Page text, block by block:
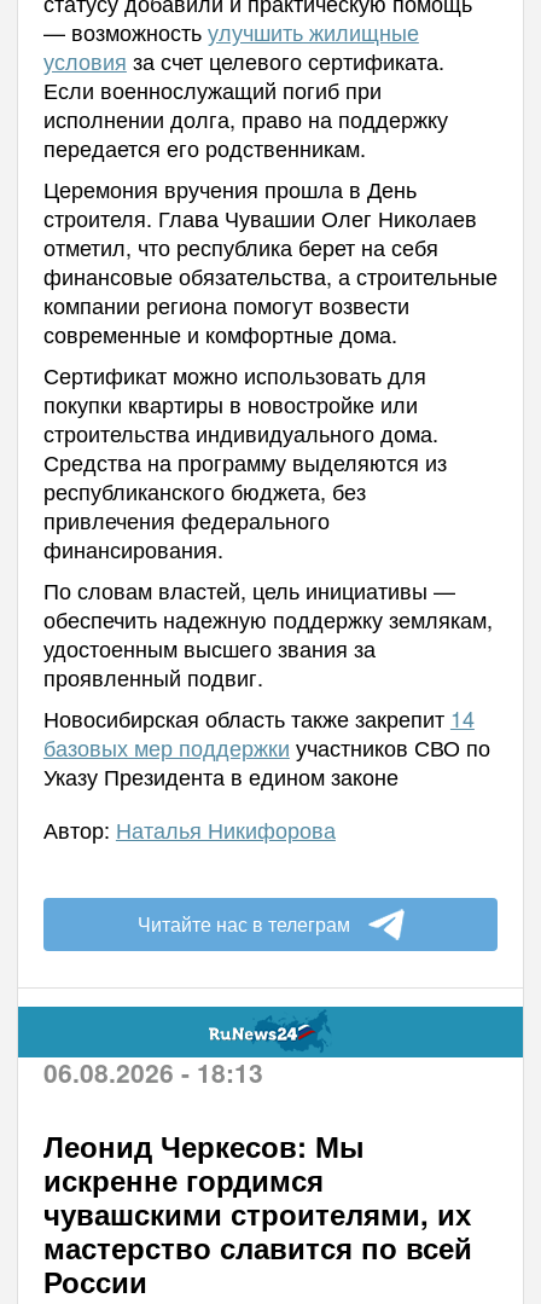
— возможностьулучшить жилищные
условия за счет целевого сертификата.
Если военнослужащий погиб при
исполнении долга, право на поддержку
передается его родственникам.
Церемония вручения прошла в День
строителя. Глава Чувашии Олег Николаев
отметил, что республика берет на себя
финансовые обязательства, а строительные
компании региона помогут возвести
современные и комфортные дома.
Сертификат можно использовать для
покупки квартиры в новостройке или
строительства индивидуального дома.
Средства на программу выделяются из
республиканского бюджета, без
привлечения федерального
финансирования.
По словам властей, цель инициативы —
обеспечить надежную поддержку землякам,
удостоенным высшего звания за
проявленный подвиг.
Новосибирская область также закрепит 14
базовых мер поддержки участников СВО по
Указу Президента в едином законе
Автор: Наталья Никифорова
Читайте нас в телеграм
06.08.2026 - 18:13
Леонид Черкесов: Мы
искренне гордимся
чувашскими строителями, их
мастерство славится по всей
России